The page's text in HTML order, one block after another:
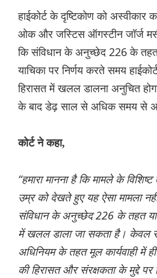
हाईकोर्ट के दृष्टिकोण को
ओक और जस्टिस ऑगस्टीन जॉर्ज
कि संविधान के अनुच्छेद 226 के तहत
याचिका पर निर्णय करते समय
हिरासत में खलल डालना अनुचित
के बाद डेढ़ साल से अधिक समय से
कोर्ट ने कहा,
“हमारा मानना ​​है कि मामले के
उम्र को देखते हुए यह ऐसा मामला
संविधान के अनुच्छेद 226 के तहत
में खलल डाला जा सकता है। केवल
अधिनियम के तहत मूल कार्यवाही में
की हिरासत और संरक्षकता के मुद्दे